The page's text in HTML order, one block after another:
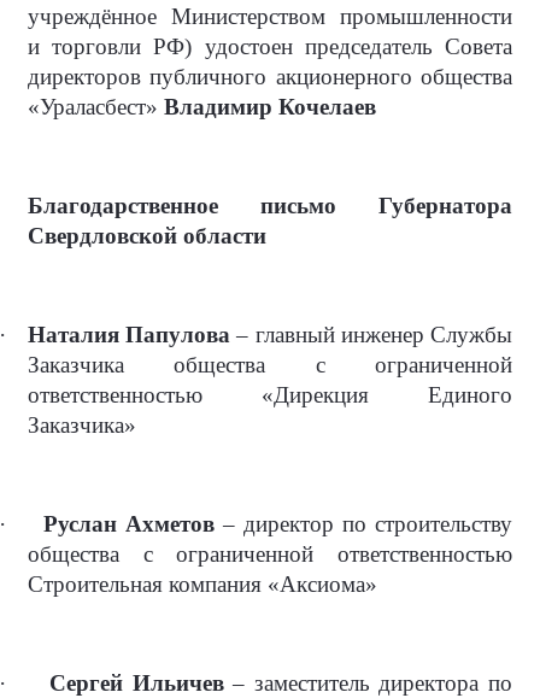
учреждённое Министерством промышленности
и торговли РФ) удостоен председатель Совета
директоров публичного акционерного общества
«Ураласбест» Владимир Кочелаев
Благодарственное письмо Губернатора
Свердловской области
· Наталия Папулова – главный инженер Службы
Заказчика общества с ограниченной
ответственностью «Дирекция Единого
Заказчика»
· Руслан Ахметов – директор по строительству
общества с ограниченной ответственностью
Строительная компания «Аксиома»
· Сергей Ильичев– заместитель директора по